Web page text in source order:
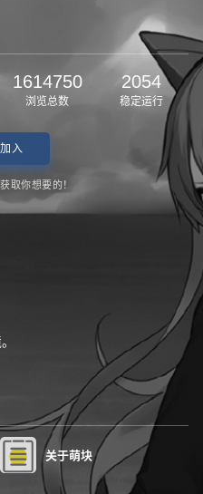
1614750
浏览总数
2054
稳定运行
入
取你想要的！
关于萌块